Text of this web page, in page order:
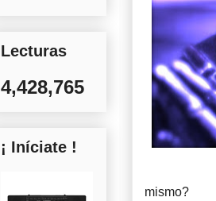
mismo?
Lecturas
4,428,765
¡ Iníciate !